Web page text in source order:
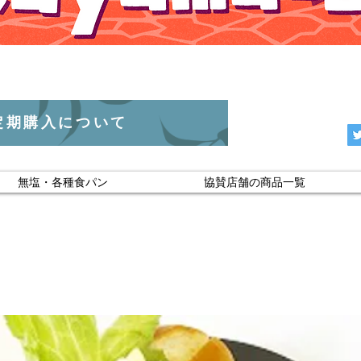
期購入について
無塩・各種食パン 協賛店舗の商品一覧